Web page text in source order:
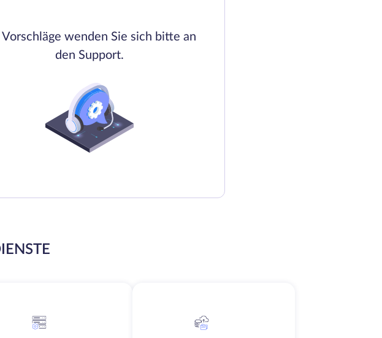
Vorschläge wenden Sie sich bitte an
den Support.